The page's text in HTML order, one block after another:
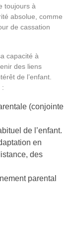
toujours à
absolue, comme
de cassation
capacité à
des liens
de l’enfant.
:
(conjointe
de l’enfant.
en
des
parental